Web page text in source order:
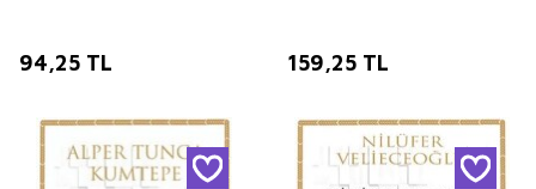
94,25 TL 159,25 TL